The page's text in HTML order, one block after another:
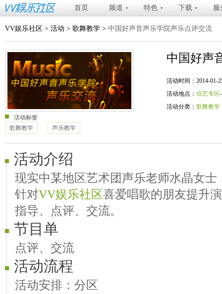
首页 频道 特色 下载 服
VV娱乐社区 > 活动 > 歌舞教学 > 中国好声音声乐学院声乐点评交流
中国好声
活动时间：2014-01-
活动地点： 综艺专区
活动分类： 歌舞教学
活动标签
歌舞教学
声乐教学
活动介绍
现实中某地区艺术团声乐老师水晶女
针对VV娱乐社区喜爱唱歌的朋友提升
指导、点评、交流。
节目单
点评、交流
活动流程
活动安排：分区